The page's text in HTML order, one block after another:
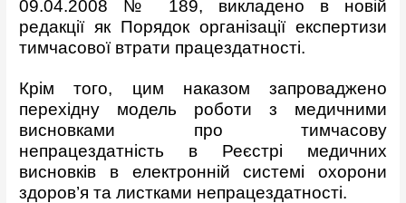
09.04.2008 № 189, викладено в новій
редакції як Порядок організації експертизи
тимчасової втрати працездатності.
Крім того, цим наказом запроваджено
перехідну модель роботи з медичними
висновками про тимчасову
непрацездатність в Реєстрі медичних
висновків в електронній системі охорони
здоров’я та листками непрацездатності.